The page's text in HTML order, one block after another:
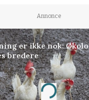
Annonce
er ikke nok:
bredere
Annonce